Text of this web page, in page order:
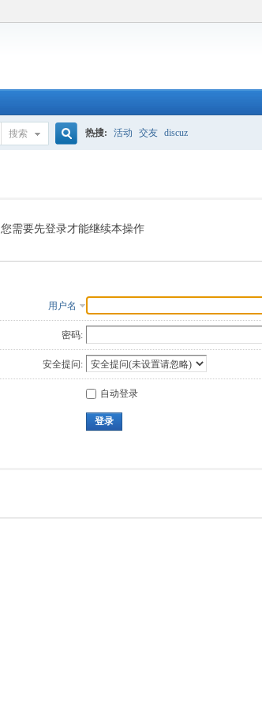
搜索
索
热搜: 活动 交友 discuz
您需要先登录才能继续本操作
用户名
密码:
安全提问:
自动登录
登录